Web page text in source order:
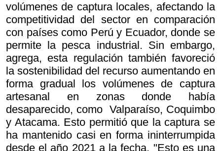
volúmenes de captura locales, afectando la
competitividad del sector en comparación
con países como Perú y Ecuador, donde se
permite la pesca industrial. Sin embargo,
agrega, esta regulación también favoreció
la sostenibilidad del recurso aumentando en
forma gradual los volúmenes de captura
artesanal en zonas donde había
desaparecido, como Valparaíso, Coquimbo
y Atacama. Esto permitió que la captura se
ha mantenido casi en forma ininterrumpida
desde el año 2021 a la fecha. "Esto es una